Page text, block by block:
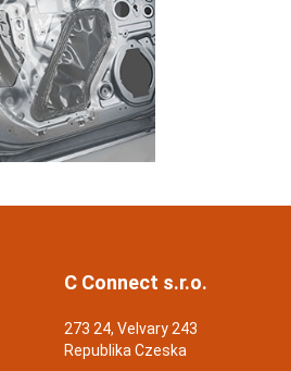
C Connect s.r.o.
273 24, Velvary 243
Republika Czeska